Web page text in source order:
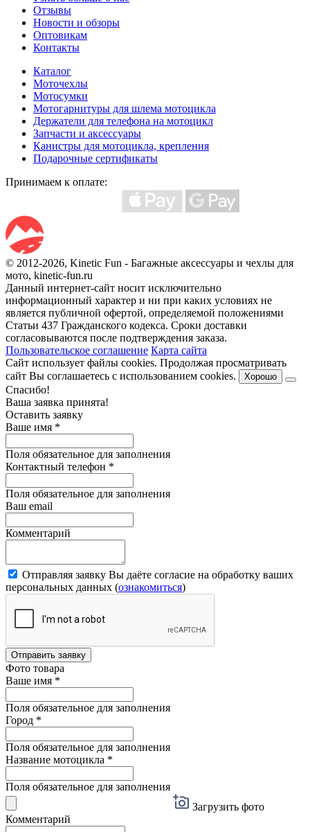
Отзывы
Новости и обзоры
Оптовикам
Контакты
Каталог
Моточехлы
Мотосумки
Мотогарнитуры для шлема мотоцикла
Держатели для телефона на мотоцикл
Запчасти и аксессуары
Канистры для мотоцикла, крепления
Подарочные сертификаты
Принимаем к оплате:
© 2012-2026, Kinetic Fun - Багажные аксессуары и чехлы для
мото, kinetic-fun.ru
Данный интернет-сайт носит исключительно
информационный характер и ни при каких условиях не
является публичной офертой, определяемой положениями
Статьи 437 Гражданского кодекса. Сроки доставки
согласовываются после подтверждения заказа.
Пользовательское соглашение Карта сайта
Сайт использует файлы cookies. Продолжая просматривать
сайт Вы соглашаетесь с использованием cookies.
Хорошо
Спасибо!
Ваша заявка принята!
Оставить заявку
Ваше имя *
Поля обязательное для заполнения
Контактный телефон *
Поля обязательное для заполнения
Ваш email
Комментарий
Отправляя заявку Вы даёте согласие на обработку ваших
персональных данных (ознакомиться)
Отправить заявку
Фото товара
Ваше имя *
Поля обязательное для заполнения
Город *
Поля обязательное для заполнения
Название мотоцикла *
Поля обязательное для заполнения
Загрузить фото
Комментарий